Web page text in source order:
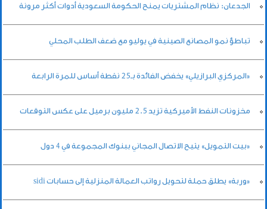
الجدعان: نظام المشتريات يمنح الحكومة السعودية أدوات أكثر مرونة
تباطؤ نمو المصانع الصينية في يوليو مع ضعف الطلب المحلي
«المركزي البرازيلي» يخفض الفائدة بـ25 نقطة أساس للمرة الرابعة
مخزونات النفط الأميركية تزيد 2.5 مليون برميل على عكس التوقعات
«بيت التمويل» يتيح الاتصال المجاني ببنوك المجموعة في 4 دول
«وربة» يطلق حملة لتحويل رواتب العمالة المنزلية إلى حسابات sidi